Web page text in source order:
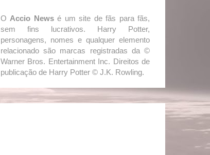
O Accio Newsé um site de fãs para fãs,
sem fins lucrativos. Harry Potter,
personagens, nomes e qualquer elemento
relacionado são marcas registradas da ©
Warner Bros. Entertainment Inc. Direitos de
publicação de Harry Potter © J.K. Rowling.